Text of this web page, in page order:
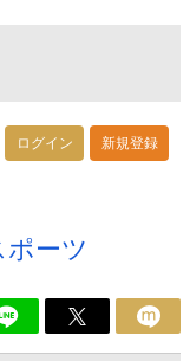
ログイン 新規登録
ポーツ